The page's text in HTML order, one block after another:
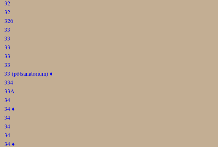
32
32
326
33
33
33
33
33
33 (półsanatorium)♦
334
33A
34
34♦
34
34
34
34♦